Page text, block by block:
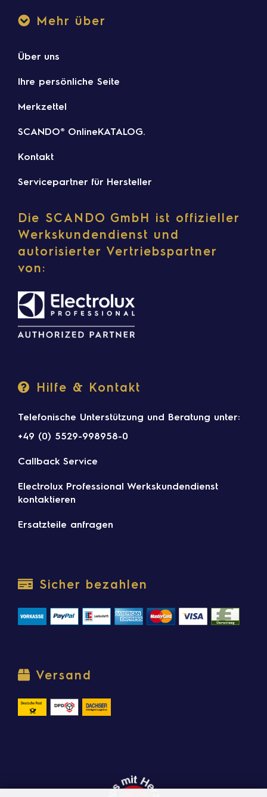
Mehr über
Über uns
Ihre persönliche Seite
Merkzettel
SCANDO® OnlineKATALOG.
Kontakt
Servicepartner für Hersteller
Die SCANDO GmbH ist offizieller
Werkskundendienst und
autorisierter Vertriebspartner
von:
Hilfe & Kontakt
Telefonische Unterstützung und Beratung unter:
+49 (0) 5529-998958-0
Callback Service
Electrolux Professional Werkskundendienst
kontaktieren
Ersatzteile anfragen
Sicher bezahlen
Versand